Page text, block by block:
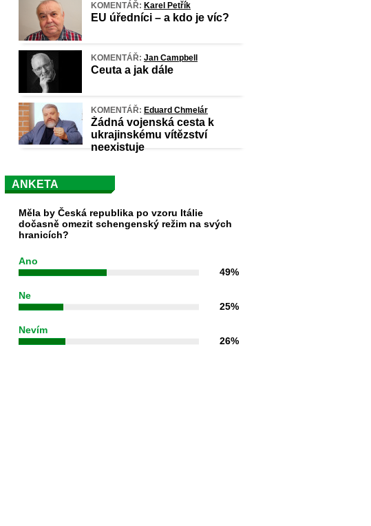
KOMENTÁŘ: Karel Petřík
EU úředníci – a kdo je víc?
KOMENTÁŘ: Jan Campbell
Ceuta a jak dále
KOMENTÁŘ: Eduard Chmelár
Žádná vojenská cesta k
ukrajinskému vítězství
neexistuje
ANKETA
Měla by Česká republika po vzoru Itálie
dočasně omezit schengenský režim na svých
hranicích?
Ano
49%
Ne
25%
Nevím
26%